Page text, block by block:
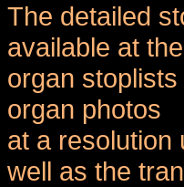
The detailed
available at
organ
organ photos
at a resolution
well as the